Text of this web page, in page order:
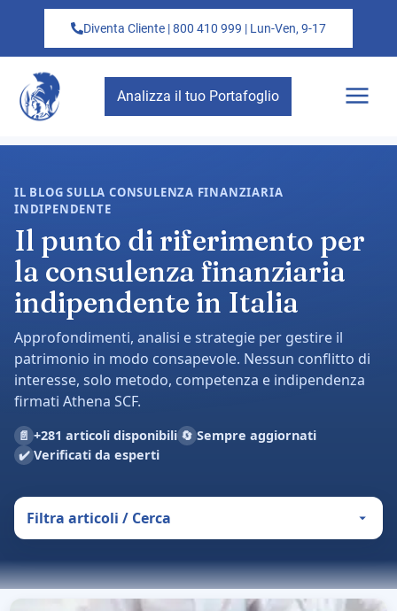
Diventa Cliente | 800 410 999 | Lun-Ven, 9-17
Analizza il tuo Portafoglio
IL BLOG SULLA CONSULENZA FINANZIARIA
INDIPENDENTE
Il punto di riferimento per
la consulenza finanziaria
indipendente in Italia
Approfondimenti, analisi e strategie per gestire il
patrimonio in modo consapevole. Nessun conflitto di
interesse, solo metodo, competenza e indipendenza
firmati Athena SCF.
📄 +281 articoli disponibili 🔄 Sempre aggiornati
✔️ Verificati da esperti
Filtra articoli / Cerca